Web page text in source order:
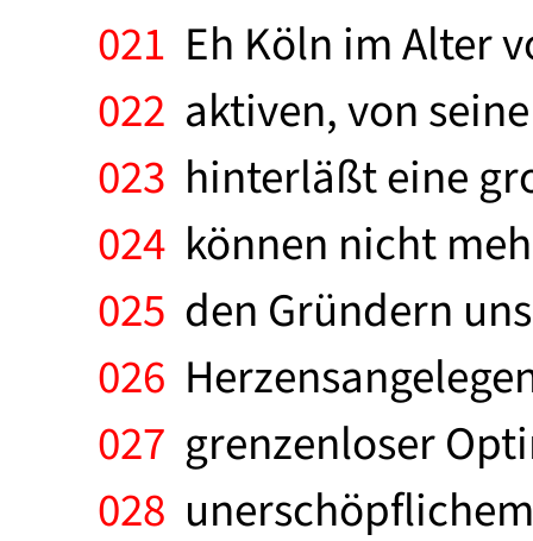
021 Eh Köln im Alter
022 aktiven, von
023 hinterläßt eine
024 können nicht
025 den Gründern
026
027 grenzenloser
028